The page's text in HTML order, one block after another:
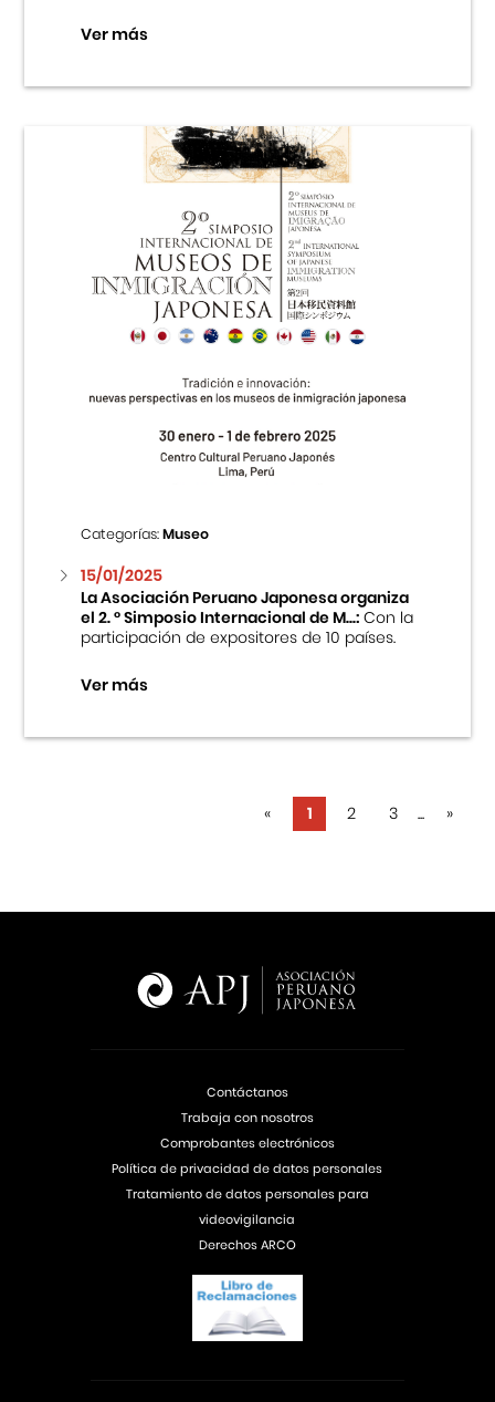
Ver más
Categorías:Museo
15/01/2025
La Asociación Peruano Japonesa organiza
el 2. ° Simposio Internacional de M...:Con la
participación de expositores de 10 países.
Ver más
« 1 2 3 ... »
Contáctanos
Trabaja con nosotros
Comprobantes electrónicos
Política de privacidad de datos personales
Tratamiento de datos personales para
videovigilancia
Derechos ARCO